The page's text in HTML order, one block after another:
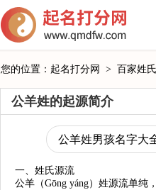
您的位置： 起名打分网 > 百家姓
公羊姓的起源简介
公羊姓男孩名字大
一、姓氏源流
公羊（Gōng yáng）姓源流单纯